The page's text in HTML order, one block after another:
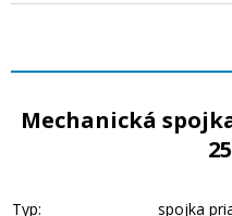
Mechanická
Typ:
spojka